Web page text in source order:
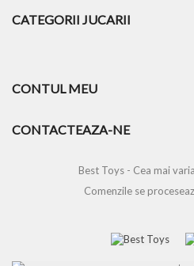
CATEGORII JUCARII
CONTUL MEU
CONTACTEAZA-NE
Best Toys - Cea mai
Comenzile se